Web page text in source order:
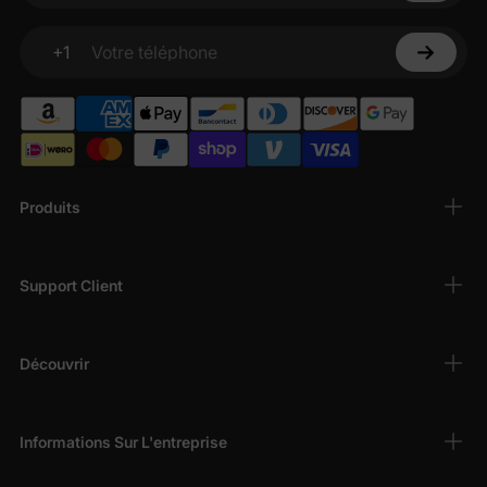
en modaletles pyjamas en laine
, offrant une
Modèles ludiques: découvrezdes pyjamas à
imprimé enfantin,des pyjamas à imprimé
végétal
et des couleurs vives comme le rose, le
les mois les plus frais et
des vêtements de nuit
résistants à la décoloration et les coutures de
lavages.
Produits
Support Client
Découvrir
Informations Sur L'entreprise
+1
Votre téléphone